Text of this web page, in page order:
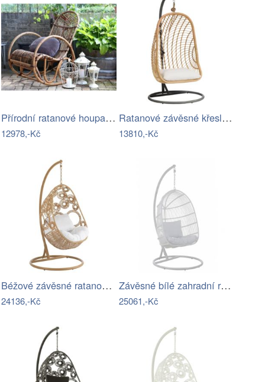
Přírodní ratanové houpací křeslo Old…
12978,-Kč
Ratanové závěsné křeslo s tmavě šedým…
13810,-Kč
Béžové závěsné ratanové křeslo Bule…
24136,-Kč
Závěsné bílé zahradní ratanové křeslo…
25061,-Kč